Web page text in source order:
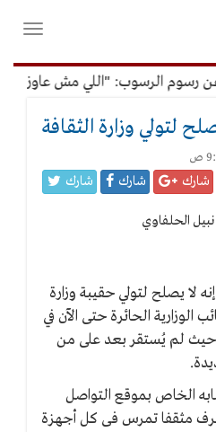
فتح
رسوم الرسوب: "اللي مش عاوز
لتولي وزارة الثقافة
شارك شارك شارك
لا يصلح لتولي حقيبة وزارة
الوزارية الحائرة حتى الآن في
حيث لم يُستقر بعد على من
الخاص بموقع التواصل
مثقفا تمرس فى كل أجهزة